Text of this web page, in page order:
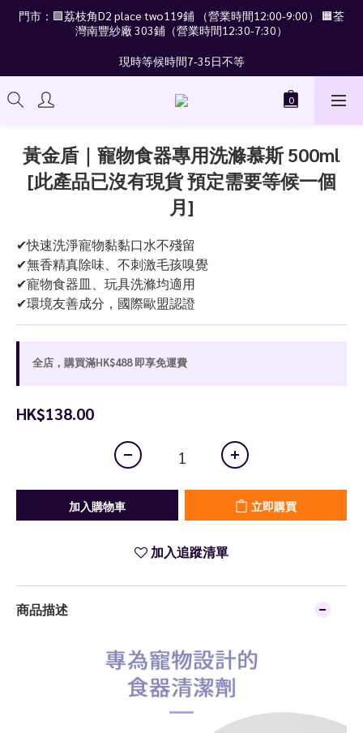
門市：🟪荔枝角D2 place two119鋪 （營業時間12:00-9:00） 🟧荃
灣南豐紗廠 303鋪（營業時間12:30-7:30）
現時等候時間7-35日不等
黃金盾｜寵物食器專用洗滌慕斯 500ml
[此產品已沒有現貨 預定需要等候一個
月]
✔快速洗淨寵物黏黏口水不殘留
✔無香精真除味、不刺激毛孩嗅覺
✔寵物食器皿、玩具洗滌均適用
✔環境友善成分，國際歐盟認證
全店，購買滿HK$488 即享免運費
HK$138.00
加入購物車 立即購買
加入追蹤清單
商品描述